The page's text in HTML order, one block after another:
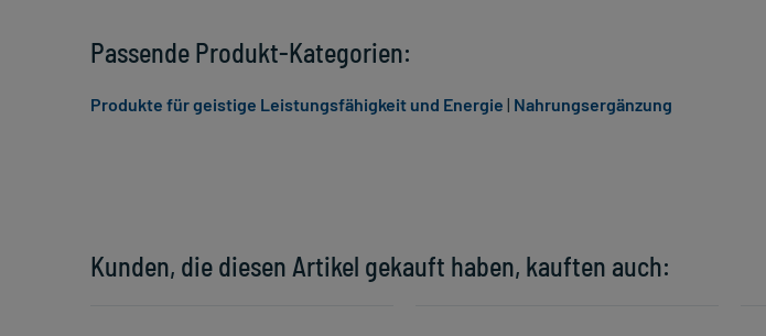
Kunden, die diesen Artikel gekauft haben, kauften auch:
Passende Produkt-Kategorien:
Produkte für geistige Leistungsfähigkeit und Energie | Nahrungsergänzung